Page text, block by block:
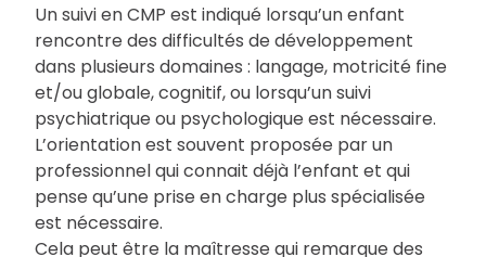
Un suivi en CMP est indiqué lorsqu’un enfant
rencontre des difficultés de développement
dans plusieurs domaines : langage, motricité fine
et/ou globale, cognitif, ou lorsqu’un suivi
psychiatrique ou psychologique est nécessaire.
L’orientation est souvent proposée par un
professionnel qui connait déjà l’enfant et qui
pense qu’une prise en charge plus spécialisée
est nécessaire.
Cela peut être la maîtresse qui remarque des